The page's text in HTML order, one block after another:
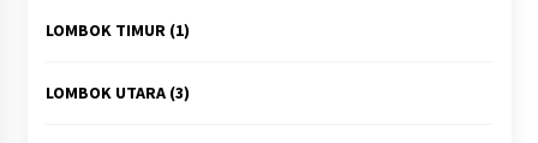
LOMBOK TIMUR(1)
LOMBOK UTARA(3)